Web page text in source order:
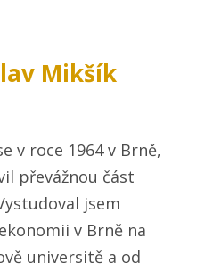
Mikšík
v roce 1964 v Brně,
převážnou část
jsem
v Brně na
universitě a od